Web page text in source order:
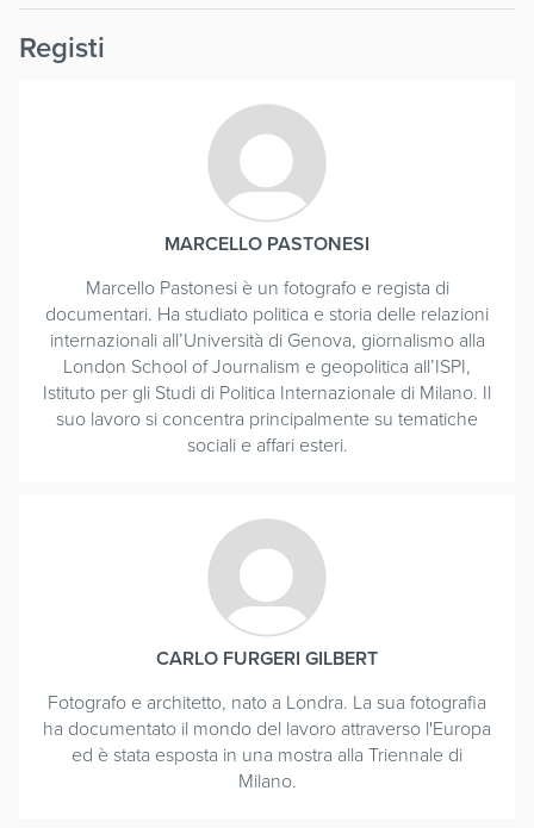
Registi
MARCELLO PASTONESI
Marcello Pastonesi è un fotografo e regista di
documentari. Ha studiato politica e storia delle relazioni
internazionali all’Università di Genova, giornalismo alla
London School of Journalism e geopolitica all’ISPI,
Istituto per gli Studi di Politica Internazionale di Milano. Il
suo lavoro si concentra principalmente su tematiche
sociali e affari esteri.
CARLO FURGERI GILBERT
Fotografo e architetto, nato a Londra. La sua fotografia
ha documentato il mondo del lavoro attraverso l'Europa
ed è stata esposta in una mostra alla Triennale di
Milano.